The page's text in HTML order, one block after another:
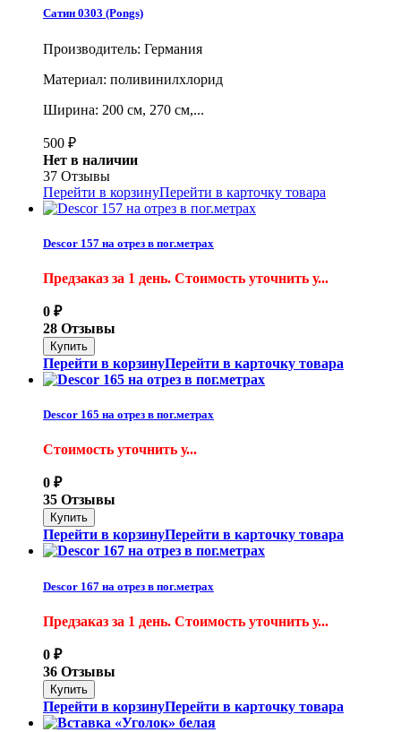
Сатин 0303 (Pongs)
Производитель: Германия
Материал: поливинилхлорид
Ширина: 200 см, 270 см,...
500 ₽
Нет в наличии
37 Отзывы
Перейти в корзинуПерейти в карточку товара
Descor 157 на отрез в пог.метрах
Предзаказ за 1 день. Стоимость уточнить у...
0 ₽
28 Отзывы
Перейти в корзинуПерейти в карточку товара
Descor 165 на отрез в пог.метрах
Стоимость уточнить у...
0 ₽
35 Отзывы
Перейти в корзинуПерейти в карточку товара
Descor 167 на отрез в пог.метрах
Предзаказ за 1 день. Стоимость уточнить у...
0 ₽
36 Отзывы
Перейти в корзинуПерейти в карточку товара